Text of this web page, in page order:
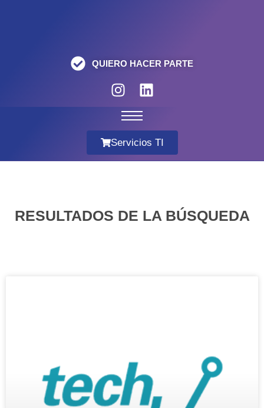
QUIERO HACER PARTE
Servicios TI
RESULTADOS DE LA BÚSQUEDA